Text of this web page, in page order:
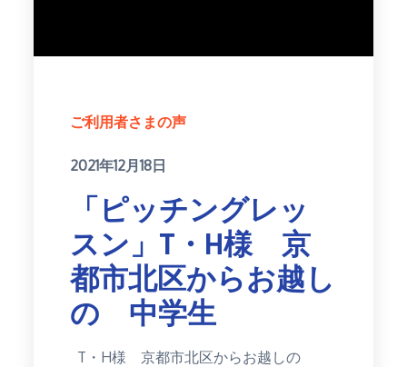
ご利用者さまの声
Posted
2021年12月18日
「ピッチングレッ
スン」T・H様 京
都市北区からお越し
の 中学生
T・H様 京都市北区からお越しの